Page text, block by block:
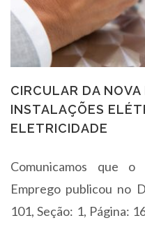
CIRCULAR DA
INSTALAÇÕES
ELETRICIDADE
Comunicamos que
Emprego publicou no
101, Seção: 1, Página: